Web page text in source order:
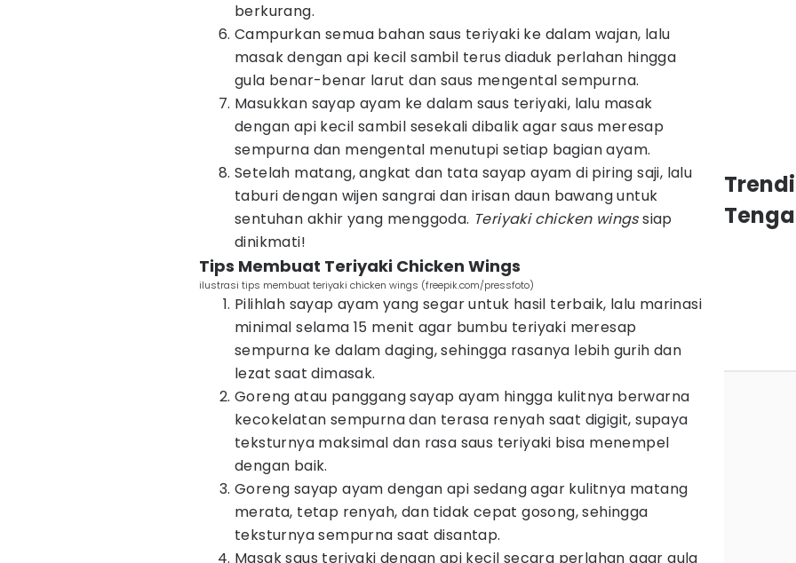
berkurang.
Campurkan semua bahan saus teriyaki ke dalam wajan, lalu
masak dengan api kecil sambil terus diaduk perlahan hingga
gula benar-benar larut dan saus mengental sempurna.
Masukkan sayap ayam ke dalam saus teriyaki, lalu masak
dengan api kecil sambil sesekali dibalik agar saus meresap
sempurna dan mengental menutupi setiap bagian ayam.
Setelah matang, angkat dan tata sayap ayam di piring saji, lalu
taburi dengan wijen sangrai dan irisan daun bawang untuk
sentuhan akhir yang menggoda. Teriyaki chicken wingssiap
dinikmati!
Tips Membuat Teriyaki Chicken Wings
ilustrasi tips membuat teriyaki chicken wings (freepik.com/pressfoto)
Pilihlah sayap ayam yang segar untuk hasil terbaik, lalu marinasi
minimal selama 15 menit agar bumbu teriyaki meresap
sempurna ke dalam daging, sehingga rasanya lebih gurih dan
lezat saat dimasak.
Goreng atau panggang sayap ayam hingga kulitnya berwarna
kecokelatan sempurna dan terasa renyah saat digigit, supaya
teksturnya maksimal dan rasa saus teriyaki bisa menempel
dengan baik.
Goreng sayap ayam dengan api sedang agar kulitnya matang
merata, tetap renyah, dan tidak cepat gosong, sehingga
teksturnya sempurna saat disantap.
Masak saus teriyaki dengan api kecil secara perlahan agar gula